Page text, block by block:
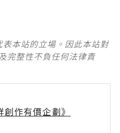
本站的立場。因此本站對
完整性不負任何法律責
作有價企劃》